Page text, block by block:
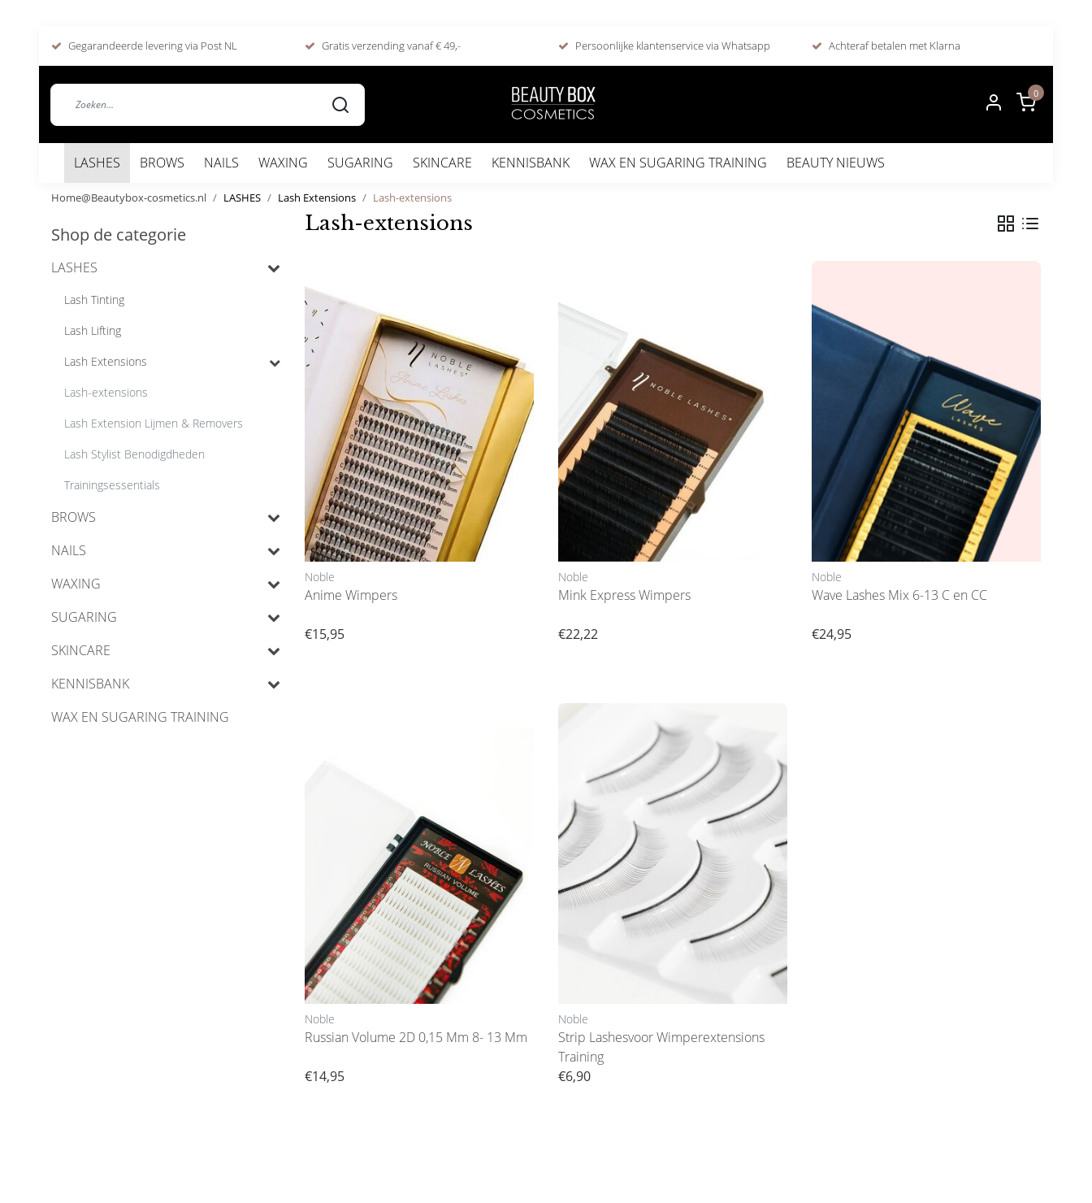
Gegarandeerde levering via Post NL Gratis verzending vanaf € 49,- Persoonlijke klantenservice via Whatsapp Achteraf betalen met Klarna
0
LASHES BROWS NAILS WAXING SUGARING SKINCARE KENNISBANK WAX EN SUGARING TRAINING BEAUTY NIEUWS
Home@Beautybox-cosmetics.nl LASHES Lash Extensions Lash-extensions
Shop de categorie
LASHES
Lash Tinting
Lash Lifting
Lash Extensions
Lash-extensions
Lash Extension Lijmen & Removers
Lash Stylist Benodigdheden
Trainingsessentials
BROWS
NAILS
WAXING
SUGARING
SKINCARE
KENNISBANK
WAX EN SUGARING TRAINING
Lash-extensions
Noble
Anime Wimpers
€15,95
Noble
Mink Express Wimpers
€22,22
Noble
Wave Lashes Mix 6-13 C en CC
€24,95
Noble
Russian Volume 2D 0,15 Mm 8- 13 Mm
€14,95
Noble
Strip Lashesvoor Wimperextensions
Training
€6,90